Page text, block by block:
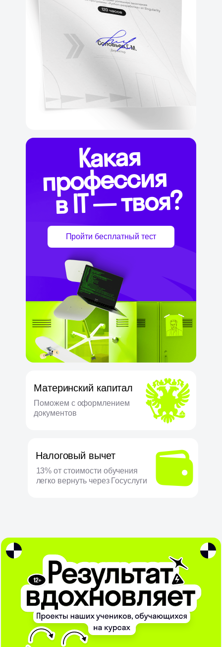
Материнский капитал
Поможем с оформлением
документов
Налоговый вычет
13% от стоимости обучения
легко вернуть через Госуслуги
Пройти бесплатный тест